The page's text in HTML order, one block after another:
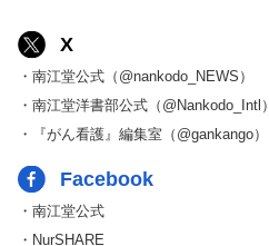
X
・南江堂公式（@nankodo_NEWS）
・南江堂洋書部公式（@Nankodo_Intl）
・『がん看護』編集室（@gankango）
Facebook
・南江堂公式
・NurSHARE